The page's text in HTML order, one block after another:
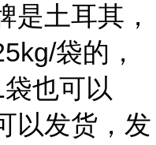
是土耳其，
袋的，
也可以
以发货，发